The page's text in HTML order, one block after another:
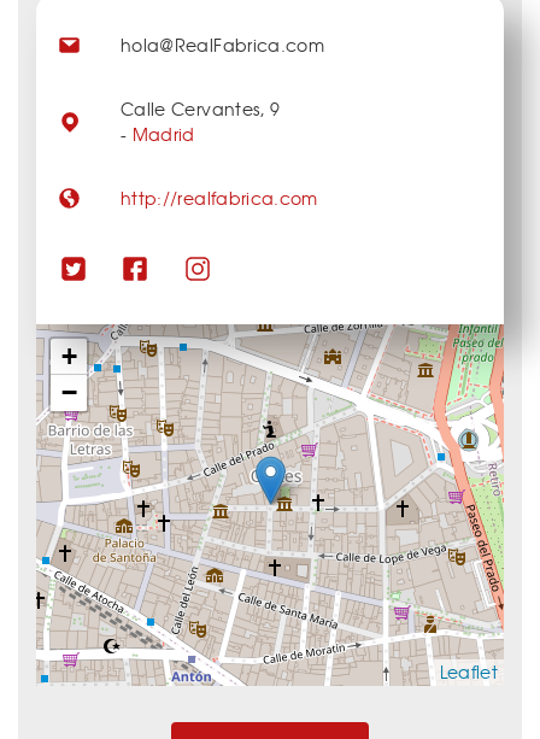
+
−
Leaflet
hola@RealFabrica.com
Calle Cervantes, 9
- Madrid
http://realfabrica.com